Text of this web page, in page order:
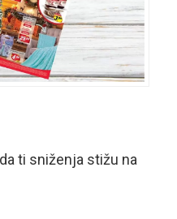
ti sniženja stižu na